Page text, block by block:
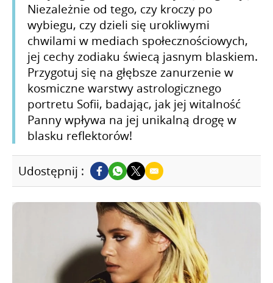
Niezależnie od tego, czy kroczy po
wybiegu, czy dzieli się urokliwymi
chwilami w mediach społecznościowych,
jej cechy zodiaku świecą jasnym blaskiem.
Przygotuj się na głębsze zanurzenie w
kosmiczne warstwy astrologicznego
portretu Sofii, badając, jak jej witalność
Panny wpływa na jej unikalną drogę w
blasku reflektorów!
Udostępnij :